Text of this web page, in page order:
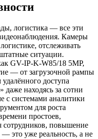
логистика — все эти
Камеры
отслеживать
ситуации.
GV-IP-K-W85/18 5MP,
— от загрузочной рампы
доступа
даже находясь за сотни
с системами аналитики
для роста
простоев,
повышение
это уже реальность, а не